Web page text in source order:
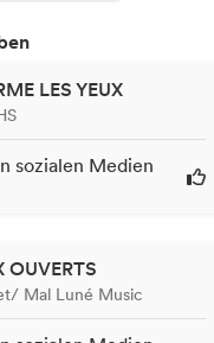
LES YEUX
sozialen Medien
OUVERTS
Mal Luné Music